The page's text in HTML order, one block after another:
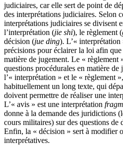
judiciaires, car elle sert de point de
des interprétations judiciaires. Selon
interprétations judiciaires se divisent
l’interprétation (jie shi), le règlement (
décision (jue ding). L’« interprétation
précisions pour éclairer la loi afin que
matière de jugement. Le « règlement
questions procédurales en matière
l’« interprétation » et le « règlement
habituellement un long texte, qui
doivent permettre de réaliser une
L’« avis » est une interprétation
donne à la demande des juridictions
cours militaires) sur des questions de
Enfin, la « décision » sert à modifier
interprétatives.